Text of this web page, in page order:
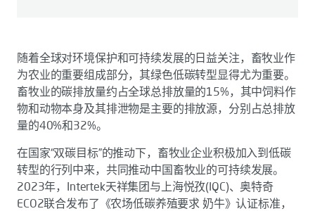
随着全球对环境保护和可持续发展的日益关注，畜牧业作
为农业的重要组成部分，其绿色低碳转型显得尤为重要。
畜牧业的碳排放量约占全球总排放量的15%，其中饲料作
物和动物本身及其排泄物是主要的排放源，分别占总排放
量的40%和32%。
在国家“双碳目标”的推动下，畜牧业企业积极加入到低碳
转型的行列中来，共同推动中国畜牧业的可持续发展。
2023年，Intertek天祥集团与上海悦孜(IQC)、奥特奇
ECO2联合发布了《农场低碳养殖要求 奶牛》认证标准，